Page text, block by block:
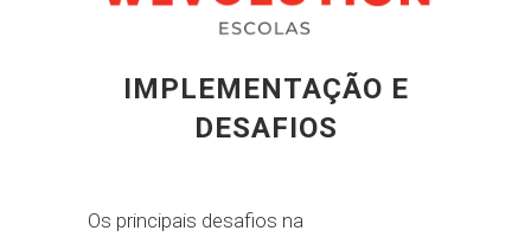
IMPLEMENTAÇÃO E
DESAFIOS
Os principais desafios na